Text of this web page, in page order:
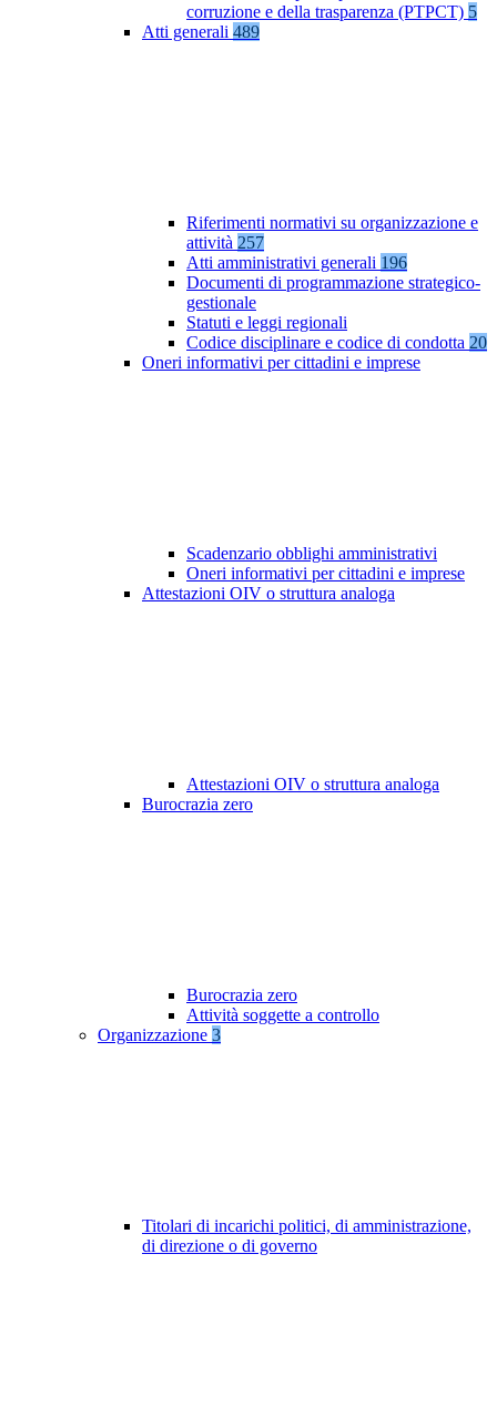
corruzione e della trasparenza (PTPCT) 5
Atti generali 489
Riferimenti normativi su organizzazione e
attività 257
Atti amministrativi generali 196
Documenti di programmazione strategico-
gestionale
Statuti e leggi regionali
Codice disciplinare e codice di condotta 20
Oneri informativi per cittadini e imprese
Scadenzario obblighi amministrativi
Oneri informativi per cittadini e imprese
Attestazioni OIV o struttura analoga
Attestazioni OIV o struttura analoga
Burocrazia zero
Burocrazia zero
Attività soggette a controllo
Organizzazione 3
Titolari di incarichi politici, di amministrazione,
di direzione o di governo